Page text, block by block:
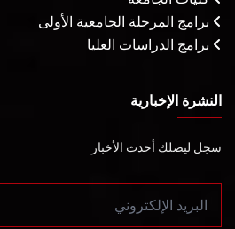
برامج المرحلة الجامعية الأولى
برامج الدراسات العليا
النشرة الإخبارية
سجل ليصلك أحدث الأخبار